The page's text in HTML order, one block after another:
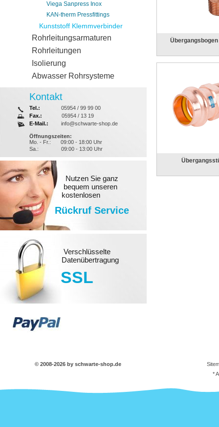
Übergangsbogen
Viega Sanpress Inox
KAN-therm Pressfittings
Kunststoff Klemmverbinder
Rohrleitungsarmaturen
Rohrleitungen
Isolierung
Abwasser Rohrsysteme
Kontakt
Tel.:
05954 / 99 99 00
Fax.:
05954 / 13 19
E-Mail.:
info@schwarte-shop.de
Öffnungszeiten:
Mo. - Fr.:
09:00 - 18:00 Uhr
Sa.:
09:00 - 13:00 Uhr
Nutzen Sie ganz
bequem unseren
kostenlosen
Rückruf Service
Verschlüsselte
Datenübertragung
SSL
© 2008-2026 by schwarte-shop.de
*